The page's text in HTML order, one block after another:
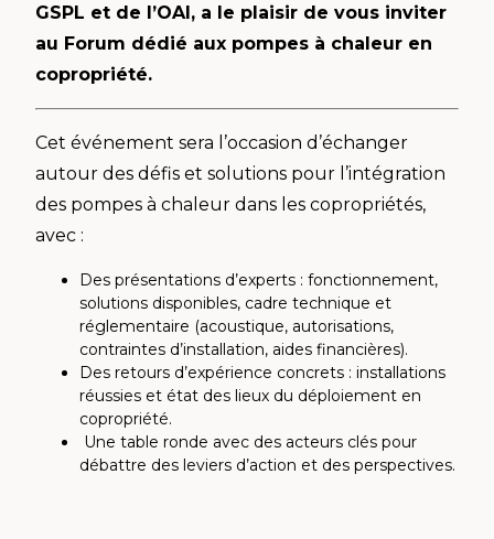
GSPL et de l’OAI, a le plaisir de vous inviter
au Forum dédié aux pompes à chaleur en
copropriété.
Cet événement sera l’occasion d’échanger
autour des défis et solutions pour l’intégration
des pompes à chaleur dans les copropriétés,
avec :
Des présentations d’experts : fonctionnement,
solutions disponibles, cadre technique et
réglementaire (acoustique, autorisations,
contraintes d’installation, aides financières).
Des retours d’expérience concrets : installations
réussies et état des lieux du déploiement en
copropriété.
Une table ronde avec des acteurs clés pour
débattre des leviers d’action et des perspectives.